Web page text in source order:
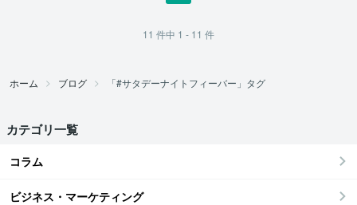
11 件中 1 - 11 件
ホーム ブログ 「#サタデーナイトフィーバー」タグ
カテゴリ一覧
コラム
ビジネス・マーケティング